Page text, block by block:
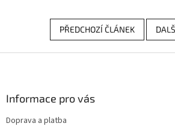
PŘEDCHOZÍ ČLÁNEK
Informace pro vás
Doprava a platba